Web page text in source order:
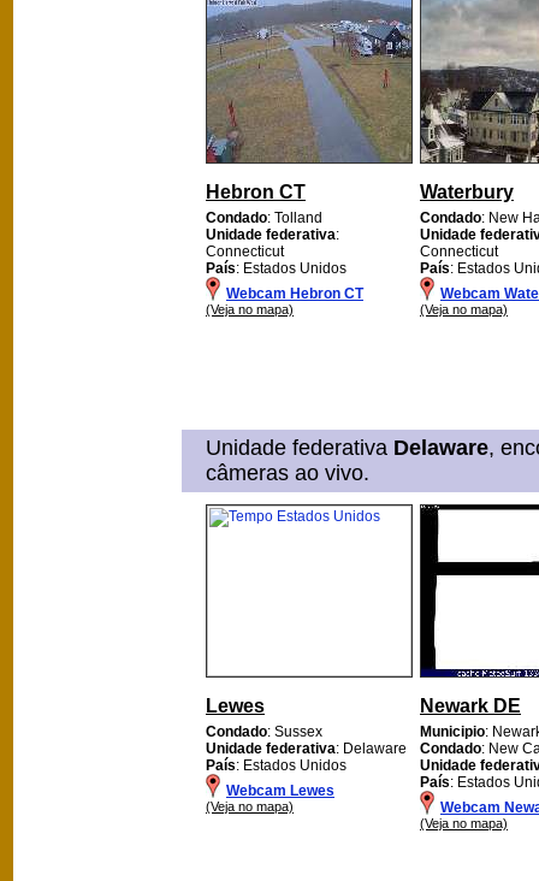
Hebron CT
Condado: Tolland
Unidade federativa:
Connecticut
País: Estados Unidos
Webcam Hebron CT
(Veja no mapa)
Waterbury
Condado: New
Unidade
Connecticut
País: Estados
Webcam
(Veja no mapa)
Unidade federativa Delaware,
câmeras ao vivo.
Lewes
Condado: Sussex
Unidade federativa: Delaware
País: Estados Unidos
Webcam Lewes
(Veja no mapa)
Newark DE
Municipio:
Condado: New
Unidade
País: Estados
Webcam
(Veja no mapa)